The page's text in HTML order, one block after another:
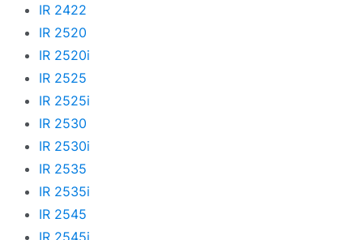
IR 2422
IR 2520
IR 2520i
IR 2525
IR 2525i
IR 2530
IR 2530i
IR 2535
IR 2535i
IR 2545
IR 2545i